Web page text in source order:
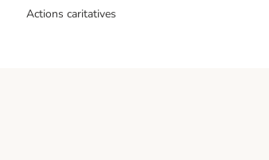
Actions caritatives